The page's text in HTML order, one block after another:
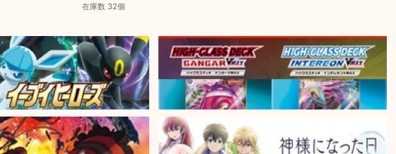
在庫数 32個